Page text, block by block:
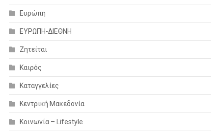
Ευρώπη
ΕΥΡΩΠΗ-ΔΙΕΘΝΗ
Ζητείται
Καιρός
Καταγγελίες
Κεντρική Μακεδονία
Κοινωνία – Lifestyle